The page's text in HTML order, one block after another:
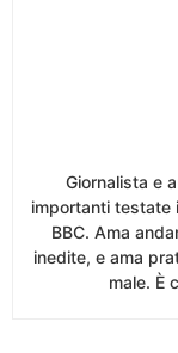
Giornalista e
importanti testate
BBC. Ama
inedite, e ama
male. È